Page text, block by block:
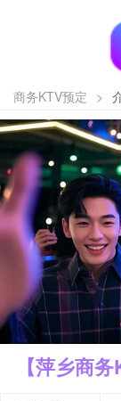
商务KTV预定 >
【萍乡商